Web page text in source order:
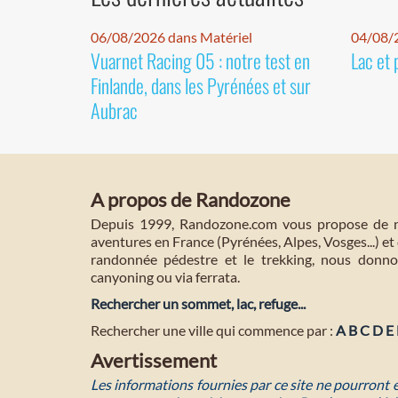
06/08/2026 dans Matériel
Vuarnet Racing 05 : notre test en
Finlande, dans les Pyrénées et sur
Aubrac
04/08/
Lac et
A propos de Randozone
Depuis 1999, Randozone.com vous propose
aventures en France (Pyrénées, Alpes, Vosges...)
randonnée pédestre et le trekking, nous
canyoning ou via ferrata.
Rechercher un sommet, lac, refuge...
Rechercher une ville qui commence par : A BC D E
Avertissement
Les informations fournies par ce site ne pourront